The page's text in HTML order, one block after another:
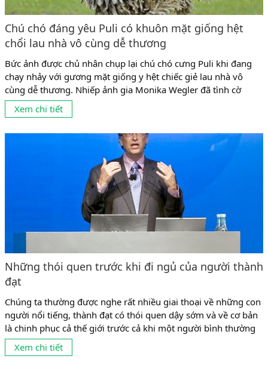
Chú chó đáng yêu Puli có khuôn mặt giống hệt
chổi lau nhà vô cùng dễ thương
Bức ảnh được chủ nhân chụp lại chú chó cưng Puli khi đang
chạy nhảy với gương mặt giống y hệt chiếc giẻ lau nhà vô
cùng dễ thương. Nhiếp ảnh gia Monika Wegler đã tình cờ
chụp được bức ảnh chú chó cưng Puli của mình đang chạy
nhảy vui đùa với gương mặt hớn hở và bộ lông xù...
Xem chi tiết
Những thói quen trước khi đi ngủ của người thành
đạt
Chúng ta thường được nghe rất nhiều giai thoại về những con
người nổi tiếng, thành đạt có thói quen dậy sớm và về cơ bản
là chinh phục cả thế giới trước cả khi một người bình thường
kịp uống xong cốc cà phê! Tuy nhiên ngoài sáng sớm ra thì
những khoảng thời gian khác trong ngày, chẳng hạn...
Xem chi tiết